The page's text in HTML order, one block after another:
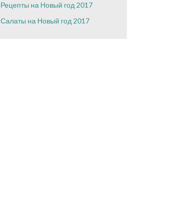
Рецепты на Новый год 2017
Салаты на Новый год 2017